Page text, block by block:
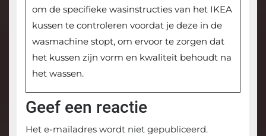
om de specifieke wasinstructies van het IKEA
kussen te controleren voordat je deze in de
wasmachine stopt, om ervoor te zorgen dat
het kussen zijn vorm en kwaliteit behoudt na
het wassen.
Geef een reactie
Het e-mailadres wordt niet gepubliceerd.